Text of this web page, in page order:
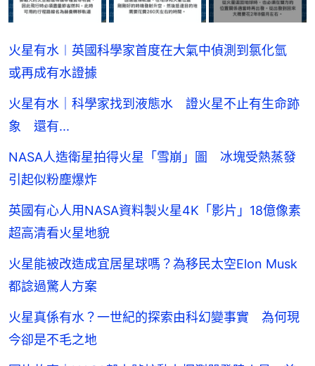
火星有水︱英國科學家首度在大氣中偵測到氯化氫
或再成有水證據
火星有水｜科學家找到液態水 證火星不止有生命跡
象 還有...
NASA人造衛星拍得火星「雪崩」圖 冰塊受熱蒸發
引起似粉塵爆炸
英國有心人用NASA資料製火星4K「影片」18億像素
超高清看火星地貌
火星能被改造成宜居星球嗎？為移民太空Elon Musk
都諗過驚人方案
火星真係有水？一世紀的探索由科幻變事實 為何現
今卻是不毛之地